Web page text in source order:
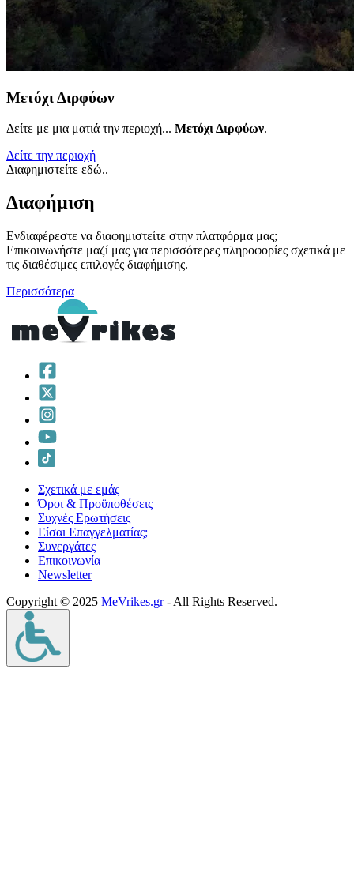
Μετόχι Διρφύων
Δείτε με μια ματιά την περιοχή... Μετόχι Διρφύων.
Δείτε την περιοχή
Διαφημιστείτε εδώ..
Διαφήμιση
Ενδιαφέρεστε να διαφημιστείτε στην πλατφόρμα μας;
Επικοινωνήστε μαζί μας για περισσότερες πληροφορίες σχετικά με
τις διαθέσιμες επιλογές διαφήμισης.
Περισσότερα
Σχετικά με εμάς
Όροι & Προϋποθέσεις
Συχνές Ερωτήσεις
Είσαι Επαγγελματίας;
Συνεργάτες
Επικοινωνία
Νewsletter
Copyright © 2025 MeVrikes.gr- All Rights Reserved.